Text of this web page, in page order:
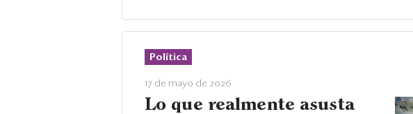
Política
17 de mayo de 2026
Lo que realmente asusta